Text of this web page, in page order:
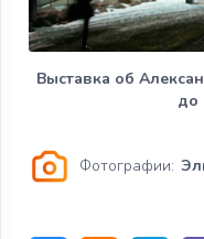
Выставка об
до
Фотографии: